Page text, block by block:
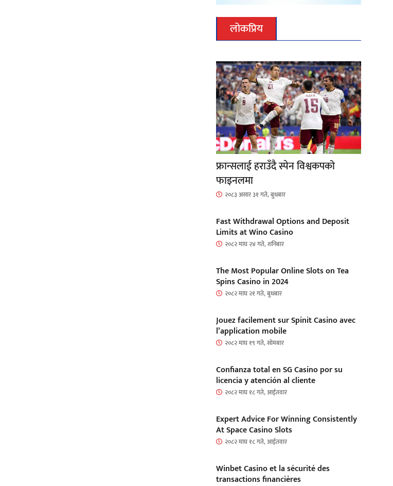
लोकप्रिय
फ्रान्सलाई हराउँदै स्पेन विश्वकपको
फाइनलमा
२०८३ असार ३१ गते, बुधबार
Fast Withdrawal Options and Deposit
Limits at Wino Casino
२०८२ माघ २४ गते, शनिबार
The Most Popular Online Slots on Tea
Spins Casino in 2024
२०८२ माघ २१ गते, बुधबार
Jouez facilement sur Spinit Casino avec
l’application mobile
२०८२ माघ १९ गते, सोमबार
Confianza total en SG Casino por su
licencia y atención al cliente
२०८२ माघ १८ गते, आईतवार
Expert Advice For Winning Consistently
At Space Casino Slots
२०८२ माघ १८ गते, आईतवार
Winbet Casino et la sécurité des
transactions financières